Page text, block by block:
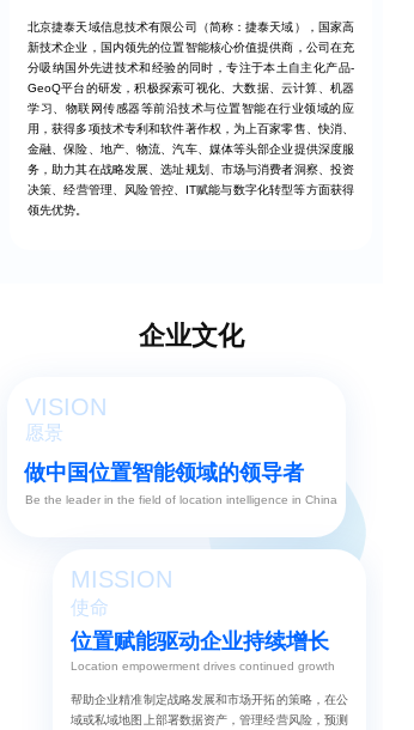
北京捷泰天域信息技术有限公司（简称：捷泰天域），国家高
新技术企业，国内领先的位置智能核心价值提供商，公司在充
分吸纳国外先进技术和经验的同时，专注于本土自主化产品-
GeoQ平台的研发，积极探索可视化、大数据、云计算、机器
学习、物联网传感器等前沿技术与位置智能在行业领域的应
用，获得多项技术专利和软件著作权，为上百家零售、快消、
金融、保险、地产、物流、汽车、媒体等头部企业提供深度服
务，助力其在战略发展、选址规划、市场与消费者洞察、投资
决策、经营管理、风险管控、IT赋能与数字化转型等方面获得
领先优势。
企业文化
做中国位置智能领域的领导者
Be the leader in the field of location intelligence in China
愿景
VISION
Location empowerment drives continued growth
位置赋能驱动企业持续增长
帮助企业精准制定战略发展和市场开拓的策略，在公
域或私域地图上部署数据资产，管理经营风险，预测
MISSION
使命